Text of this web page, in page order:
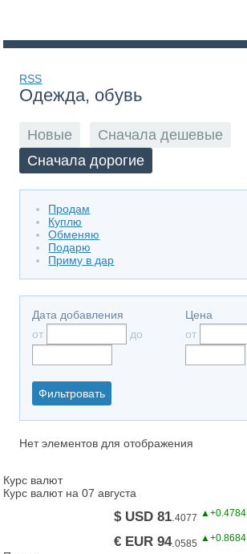
RSS
Одежда, обувь
Новые
Сначала дешевые
Сначала дорогие
Продам
Куплю
Обменяю
Подарю
Приму в дар
Дата добавления
от
до
Цена
от
Нет элементов для отображения
Курс валют
Курс валют на 07 августа
$ USD 81. 4077 ▲+0.4784
€ EUR 94. 0585 ▲+0.8684